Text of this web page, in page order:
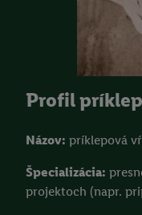
Profil
Názov: príklepová
Špecializácia:
projektoch (napr.